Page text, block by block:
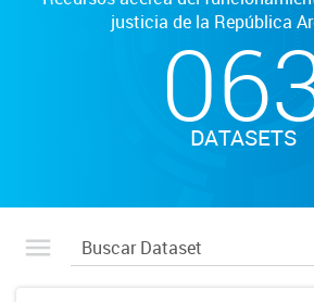
justicia de la República
DATASETS